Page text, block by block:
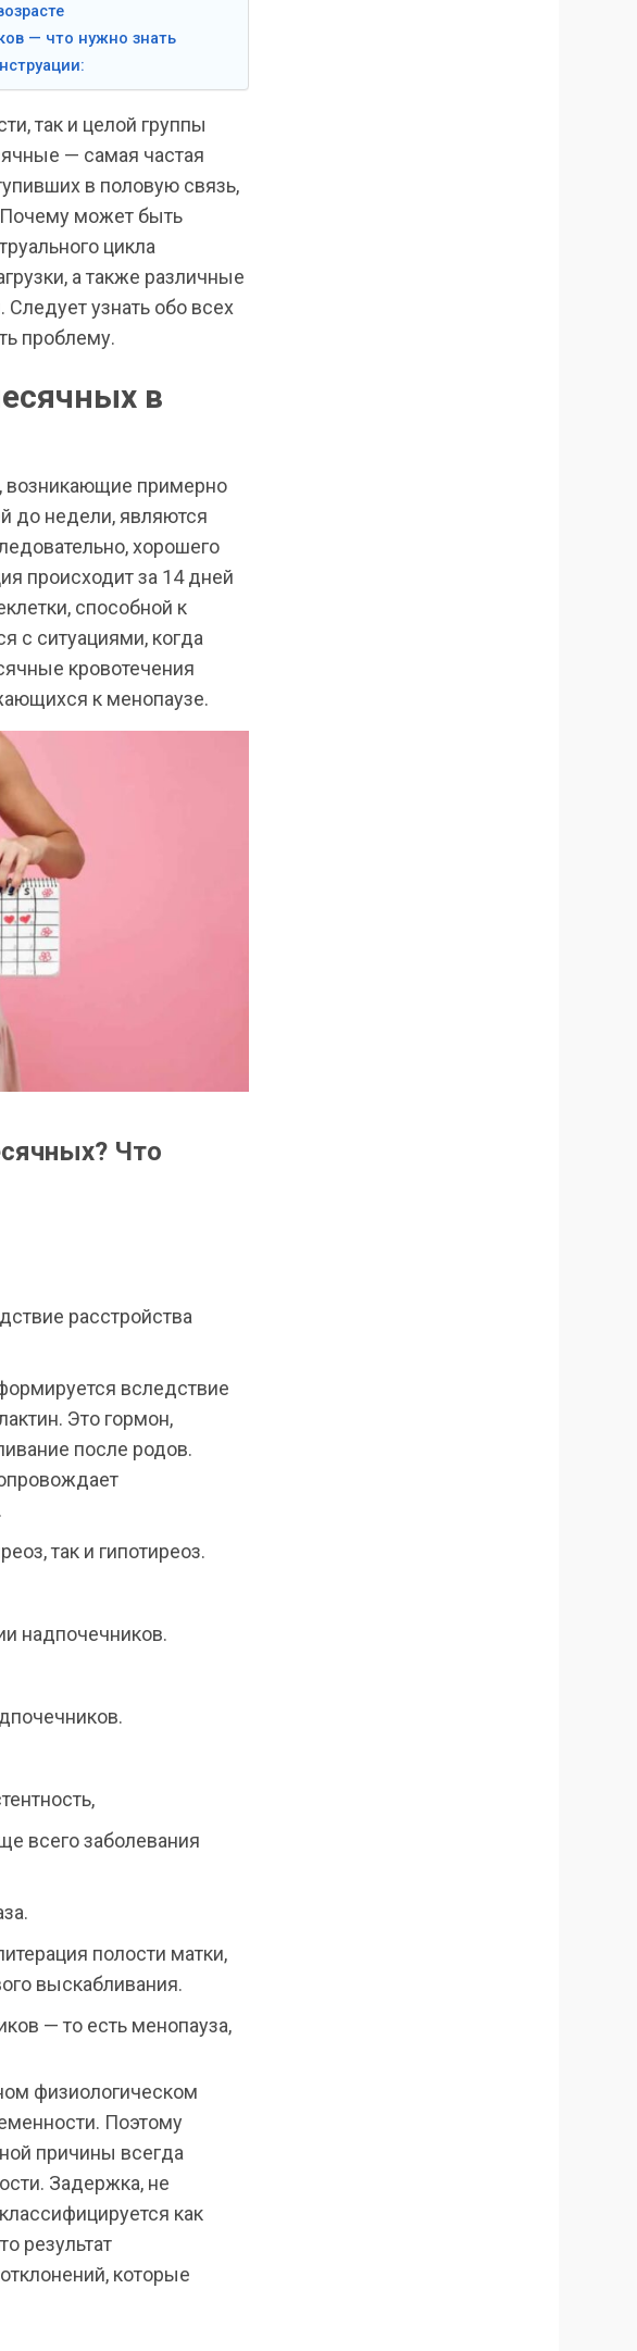
— что нужно знать
так и целой группы
— самая частая
в половую связь,
может быть
цикла
а также различные
узнать обо всех
проблему.
в
возникающие примерно
до недели, являются
хорошего
происходит за 14 дней
способной к
с ситуациями, когда
кровотечения
к менопаузе.
Что
расстройства
вследствие
Это гормон,
после родов.
так и гипотиреоз.
надпочечников.
всего заболевания
полости матки,
выскабливания.
— то есть менопауза,
физиологическом
Поэтому
причины всегда
Задержка, не
как
результат
которые